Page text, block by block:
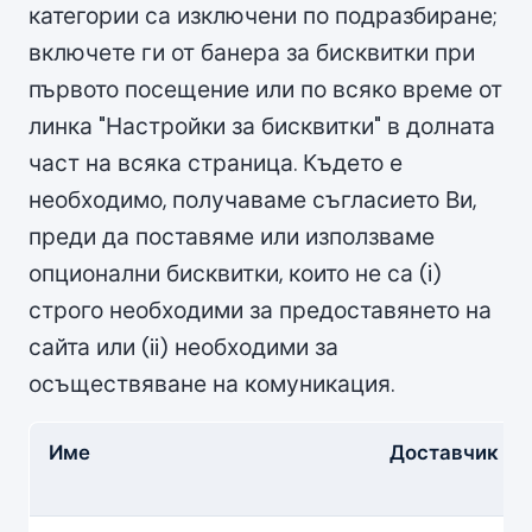
категории са изключени по подразбиране;
включете ги от банера за бисквитки при
първото посещение или по всяко време от
линка "Настройки за бисквитки" в долната
част на всяка страница. Където е
необходимо, получаваме съгласието Ви,
преди да поставяме или използваме
опционални бисквитки, които не са (i)
строго необходими за предоставянето на
сайта или (ii) необходими за
осъществяване на комуникация.
Име Доставчик